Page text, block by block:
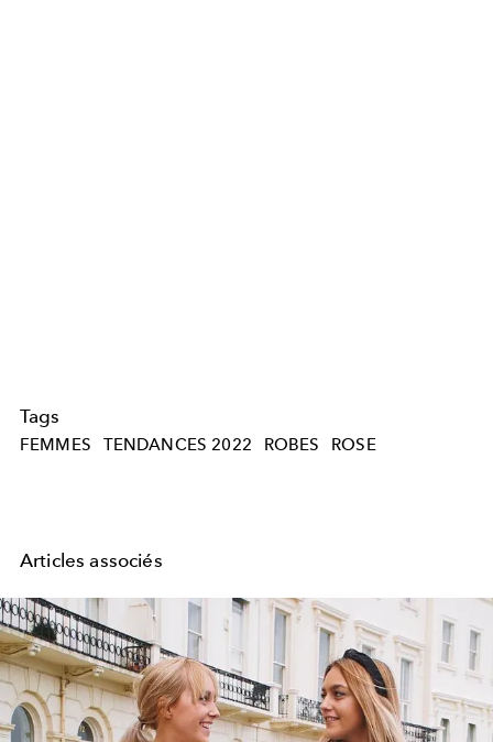
Tags
FEMMES TENDANCES 2022 ROBES ROSE
Articles associés